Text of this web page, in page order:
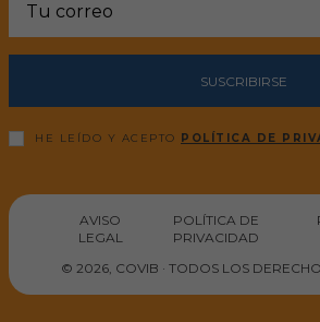
SUSCRIBIRSE
HE LEÍDO Y ACEPTO POLÍTICA DE
AVISO
LEGAL
POLÍTICA DE
PRIVACIDAD
© 2026, COVIB · TODOS LOS